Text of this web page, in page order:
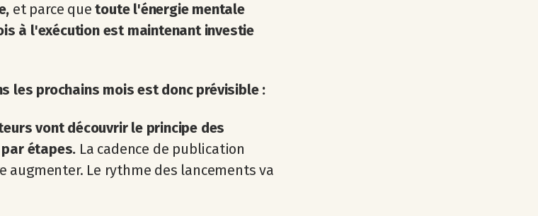
et parce quetoute l'énergie mentale
à l'exécution est maintenant investie
les prochains mois est donc prévisible :
vont découvrir le principe des
étapes. La cadence de publication
augmenter. Le rythme des lancements va